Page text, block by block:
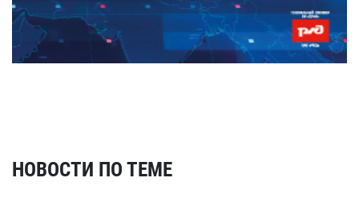
НОВОСТИ ПО ТЕМЕ